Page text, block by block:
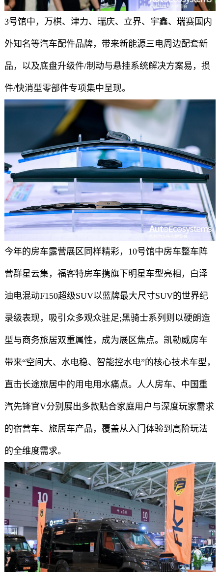
3号馆中，万棋、津力、瑞庆、立界、宇鑫、瑞赛国内
外知名等汽车配件品牌，带来新能源三电周边配套新
品，以及底盘升级件/制动与悬挂系统解决方案易，损
件/快消型零部件专项集中呈现。
今年的房车露营展区同样精彩，10号馆中房车整车阵
营群星云集，福客特房车携旗下明星车型亮相，白泽
油电混动F150超级SUV以蓝牌最大尺寸SUV的世界纪
录级表现，吸引众多观众驻足;黑骑士系列则以硬朗造
型与商务旅居双重属性，成为展区焦点。凯勒威房车
带来“空间大、水电稳、智能控水电”的核心技术车型，
直击长途旅居中的用电用水痛点。人人房车、中国重
汽先锋官V分别展出多款贴合家庭用户与深度玩家需求
的宿营车、旅居车产品，覆盖从入门体验到高阶玩法
的全维度需求。